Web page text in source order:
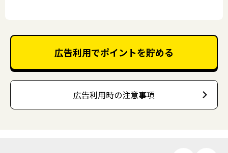
広告利用でポイントを貯める
広告利用時の注意事項